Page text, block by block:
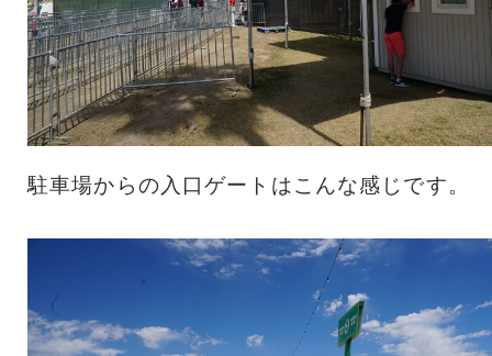
駐車場からの入口ゲートはこんな感じです。